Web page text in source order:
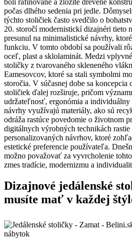
počas dlhého sedenia pri jedle.
týchto stoličiek často svedčilo o
20. storočí modernistickí dizajnéri tieto
presunul na minimalistické návrhy,
funkciu. V tomto období sa používali
oceľ, plast a sklolaminát. Medzi
stoličky z tvarovaného skleneného
Eamesovcov, ktoré sa stali symbolmi
storočia. V súčasnej dobe sa koncepcia
stoličiek ďalej rozširuje, pričom
udržateľnosť, ergonómia a individuálny
návrhy využívajú materiály, ako sú
odráža rastúce povedomie o životnom
digitálnych výrobných technikách
personalizovaných návrhov, ktoré
estetické preferencie používateľa.
možno považovať za vyvrcholenie
zmes tradície, modernizmu a
Dizajnové jedálenské
musíte mať v každej